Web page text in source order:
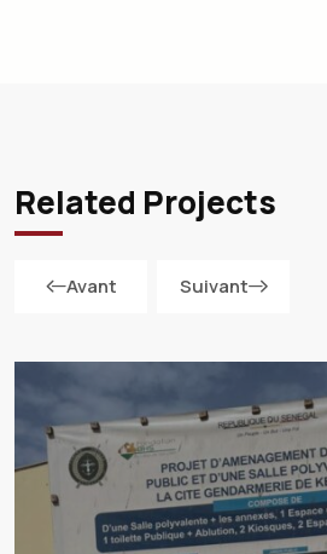
Related Projects
Avant Suivant